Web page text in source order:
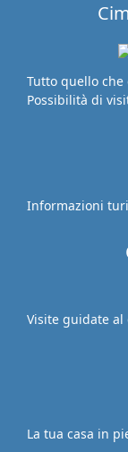
Tutto quello
Possibilità di
Informazioni
Visite guidate
La tua casa in